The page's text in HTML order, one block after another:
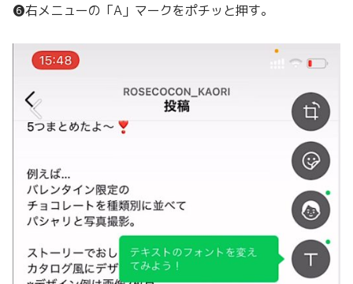
❻右メニューの「A」マークをポチッと押す。